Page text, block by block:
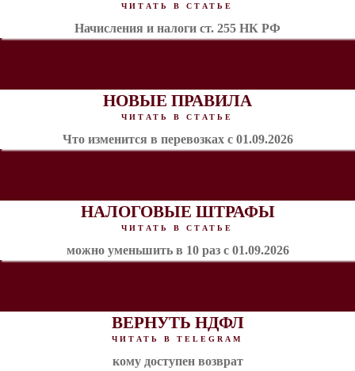
ЧИТАТЬ В СТАТЬЕ
Начисления и налоги ст. 255 НК РФ
НОВЫЕ ПРАВИЛА
ЧИТАТЬ В СТАТЬЕ
Что изменится в перевозках с 01.09.2026
НАЛОГОВЫЕ ШТРАФЫ
ЧИТАТЬ В СТАТЬЕ
можно уменьшить в 10 раз с 01.09.2026
ВЕРНУТЬ НДФЛ
ЧИТАТЬ В TELEGRAM
кому доступен возврат